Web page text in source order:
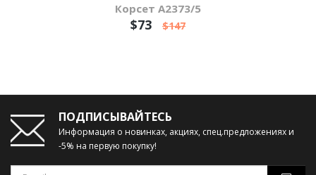
Корсет А2373/5
$73 $147
ПОДПИСЫВАЙТЕСЬ
Информация о новинках, акциях, спец.предложениях и
-5% на первую покупку!